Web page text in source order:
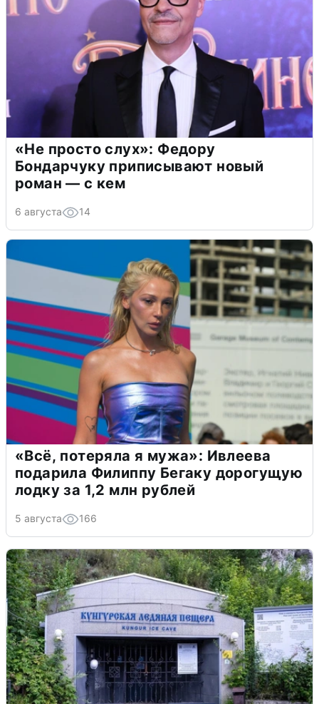
«Не просто слух»: Федору
Бондарчуку приписывают новый
роман — с кем
6 августа 14
«Всё, потеряла я мужа»: Ивлеева
подарила Филиппу Бегаку дорогущую
лодку за 1,2 млн рублей
5 августа 166